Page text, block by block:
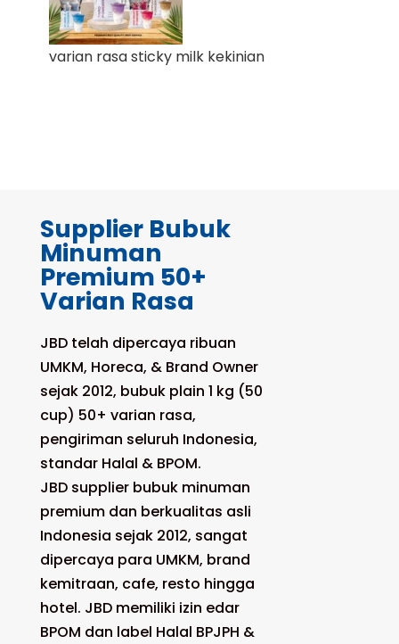
varian rasa sticky milk kekinian
Supplier Bubuk
Minuman
Premium 50+
Varian Rasa
JBD telah dipercaya ribuan
UMKM, Horeca, & Brand Owner
sejak 2012, bubuk plain 1 kg (50
cup) 50+ varian rasa,
pengiriman seluruh Indonesia,
standar Halal & BPOM.
JBD supplier bubuk minuman
premium dan berkualitas asli
Indonesia sejak 2012, sangat
dipercaya para UMKM, brand
kemitraan, cafe, resto hingga
hotel. JBD memiliki izin edar
BPOM dan label Halal BPJPH &